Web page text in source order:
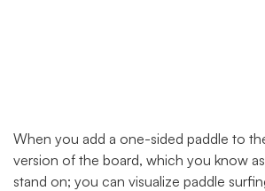
When you add a one-sided paddle to
version of the board, which you know
stand on; you can visualize paddle